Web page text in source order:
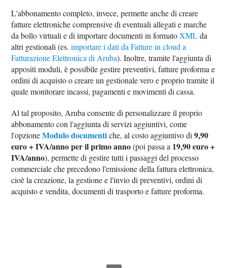
L'abbonamento completo, invece, permette anche di creare
fatture elettroniche comprensive di eventuali allegati e marche
da bollo virtuali e di importare documenti in formatoXMLda
altri gestionali (es.importare i dati da Fatture in cloud a
Fatturazione Elettronica di Aruba). Inoltre, tramite l'aggiunta di
appositi moduli, è possibile gestire preventivi, fatture proforma e
ordini di acquisto o creare un gestionale vero e proprio tramite il
quale monitorare incassi, pagamenti e movimenti di cassa.
Al tal proposito, Aruba consente di personalizzare il proprio
abbonamento con l'aggiunta di servizi aggiuntivi, come
l'opzioneModulo documentiche, al costo aggiuntivo di9,90
euro + IVA/anno per il primo anno(poi passa a 19,90 euro +
IVA/anno), permette di gestire tutti i passaggi del processo
commerciale che precedono l'emissione della fattura elettronica,
cioè la creazione, la gestione e l'invio di preventivi, ordini di
acquisto e vendita, documenti di trasporto e fatture proforma.